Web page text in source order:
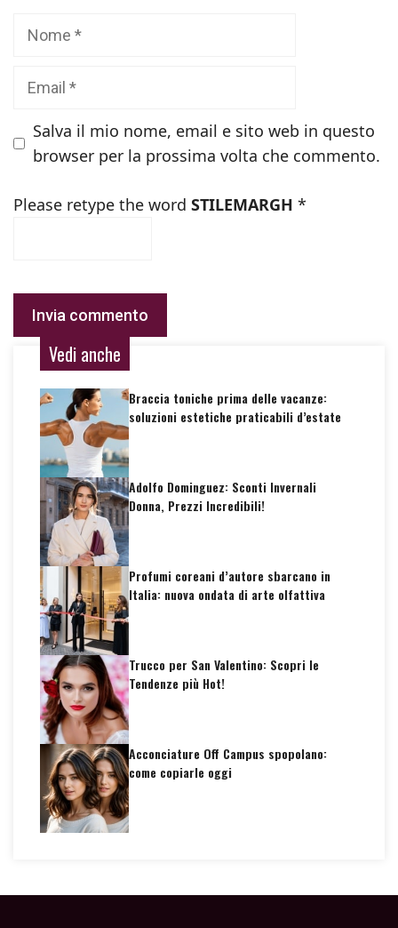
Salva il mio nome, email e sito web in questo
browser per la prossima volta che commento.
Please retype the word STILEMARGH *
Vedi anche
Braccia toniche prima delle vacanze:
soluzioni estetiche praticabili d’estate
Adolfo Dominguez: Sconti Invernali
Donna, Prezzi Incredibili!
Profumi coreani d’autore sbarcano in
Italia: nuova ondata di arte olfattiva
Trucco per San Valentino: Scopri le
Tendenze più Hot!
Acconciature Off Campus spopolano:
come copiarle oggi